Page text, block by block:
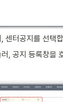
센터공지를 선택
, 공지 등록창을